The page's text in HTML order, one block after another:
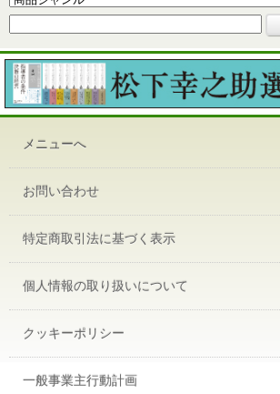
メニューへ
お問い合わせ
特定商取引法に基づく表示
個人情報の取り扱いについて
クッキーポリシー
一般事業主行動計画